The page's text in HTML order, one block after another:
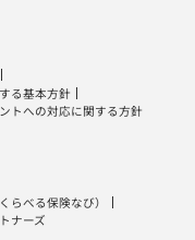
る基本方針
トへの対応に関する方針
くらべる保険なび）
ナーズ